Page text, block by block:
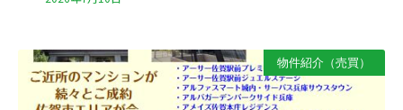
物件紹介（売買）